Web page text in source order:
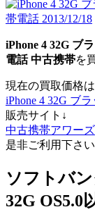
iPhone 4 32G ブ
電話中古携帯を
現在の買取価格
iPhone 4 32G ブラ
販売サイト↓
中古携帯アワーズ
是非ご利用下さい
ソフトバン
32G OS5.0